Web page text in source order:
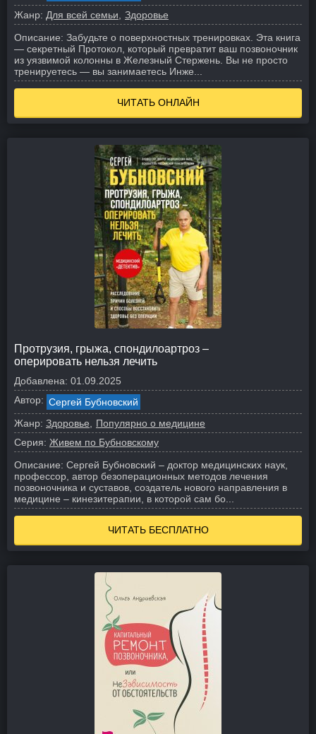
Жанр: Для всей семьи
Здоровье
Описание: Забудьте о поверхностных тренировках. Эта книга
— секретный Протокол, который превратит ваш позвоночник
из уязвимой колонны в Железный Стержень. Вы не просто
тренируетесь — вы занимаетесь Инже...
ЧИТАТЬ ОНЛАЙН
Протрузия, грыжа, спондилоартроз –
оперировать нельзя лечить
Добавлена: 01.09.2025
Автор: Сергей Бубновский
Жанр: Здоровье
Популярно о медицине
Серия: Живем по Бубновскому
Описание: Сергей Бубновский – доктор медицинских наук,
профессор, автор безоперационных методов лечения
позвоночника и суставов, создатель нового направления в
медицине – кинезитерапии, в которой сам бо...
ЧИТАТЬ БЕСПЛАТНО